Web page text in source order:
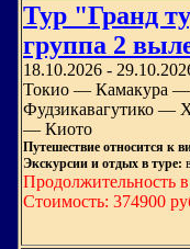
Тур "Гранд
группа 2
18.10.2026 -
Токио — Камакура
Фудзикавагутико
— Киото
Путешествие относится к
Экскурсии и отдых в туре:
Продолжительность
Стоимость: 374900